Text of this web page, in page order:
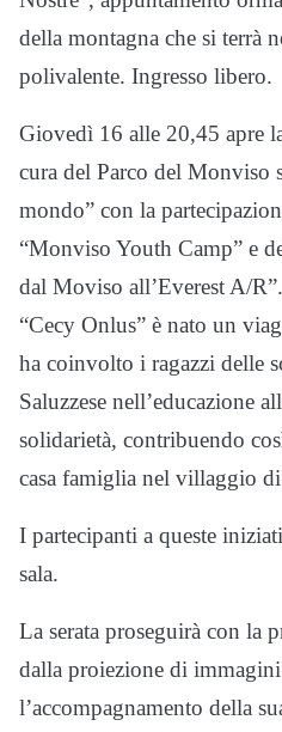
della montagna che si terrà
polivalente. Ingresso libero.
Giovedì 16 alle 20,45 apre
cura del Parco del Monviso
mondo” con la
“Monviso Youth Camp” e
dal Moviso all’Everest A/
“Cecy Onlus” è nato un
ha coinvolto i ragazzi delle
Saluzzese nell’educazione
solidarietà, contribuendo
casa famiglia nel villaggio
I partecipanti a queste
sala.
La serata proseguirà con la
dalla proiezione di
l’accompagnamento della